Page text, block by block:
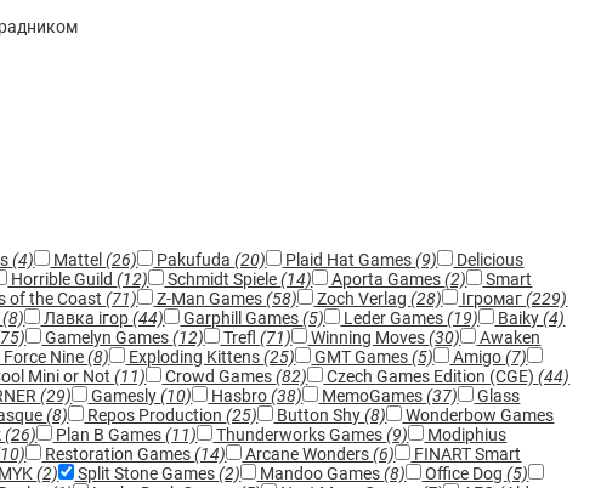
(4) Mattel(26) Pakufuda(20) Plaid Hat Games(9)
Delicious
Horrible Guild(12) Schmidt Spiele(14) Aporta Games(2)
Smart
of the Coast(71) Z-Man Games(58) Zoch Verlag(28) Ігромаг(229)
(8) Лавка ігор(44) Garphill Games(5) Leder Games(19) Baiky(4)
Gamelyn Games(12) Trefl(71) Winning Moves(30)
Awaken
Force Nine(8) Exploding Kittens(25) GMT Games(5) Amigo(7)
Mini or Not(11) Crowd Games(82) Czech Games Edition (CGE)(44)
(29) Gamesly(10) Hasbro(38) MemoGames(37)
Glass
(8) Repos Production(25) Button Shy(8)
Wonderbow Games
(26) Plan B Games(11) Thunderworks Games(9)
Modiphius
Restoration Games(14) Arcane Wonders(6)
FINART Smart
(2) Split Stone Games(2) Mandoo Games(8) Office Dog(5)